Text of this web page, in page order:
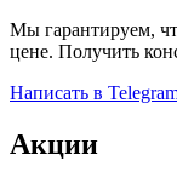
Мы гарантируем,
цене. Получить
Написать в
Акции